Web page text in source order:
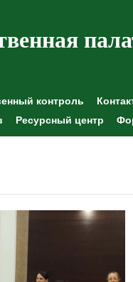
контроль
Ресурсный центр